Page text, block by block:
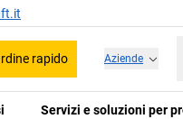
rapido Aziende
Servizi e soluzioni per